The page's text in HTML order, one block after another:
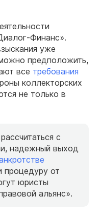
Финанс».
уже
предположить,
все требования
коллекторских
не только в
с
надежный выход
процедуру от
юристы
альянс».